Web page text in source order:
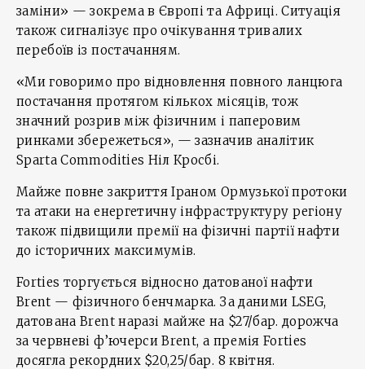
заміни» — зокрема в Європі та Африці. Ситуація
також сигналізує про очікування тривалих
перебоїв із постачанням.
«Ми говоримо про відновлення повного ланцюга
постачання протягом кількох місяців, тож
значний розрив між фізичним і паперовим
ринками збережеться», — зазначив аналітик
Sparta Commodities Ніл Кросбі.
Майже повне закриття Іраном Ормузької протоки
та атаки на енергетичну інфраструктуру регіону
також підвищили премії на фізичні партії нафти
до історичних максимумів.
Forties торгується відносно датованої нафти
Brent — фізичного бенчмарка. За даними LSEG,
датована Brent наразі майже на $27/бар. дорожча
за червневі ф’ючерси Brent, а премія Forties
досягла рекордних $20,25/бар. 8 квітня.